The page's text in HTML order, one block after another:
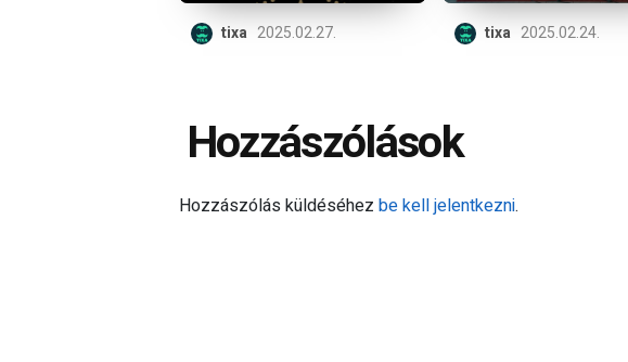
tixa 2025.02.27. tixa 2025.02.24.
Hozzászólások
Hozzászólás küldéséhez be kell jelentkezni.